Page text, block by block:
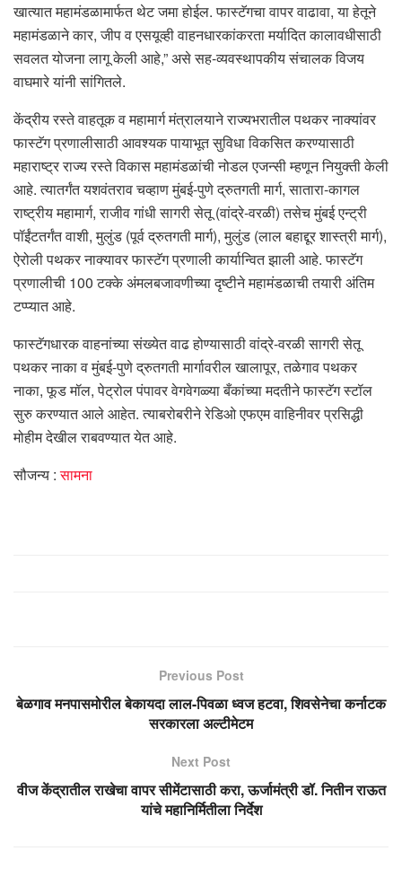
खात्यात महामंडळामार्फत थेट जमा होईल. फास्टॅगचा वापर वाढावा, या हेतूने
महामंडळाने कार, जीप व एसयूव्ही वाहनधारकांकरता मर्यादित कालावधीसाठी
सवलत योजना लागू केली आहे,” असे सह-व्यवस्थापकीय संचालक विजय
वाघमारे यांनी सांगितले.
केंद्रीय रस्ते वाहतूक व महामार्ग मंत्रालयाने राज्यभरातील पथकर नाक्यांवर
फास्टॅग प्रणालीसाठी आवश्यक पायाभूत सुविधा विकसित करण्यासाठी
महाराष्ट्र राज्य रस्ते विकास महामंडळांची नोडल एजन्सी म्हणून नियुक्ती केली
आहे. त्यातर्गंत यशवंतराव चव्हाण मुंबई-पुणे द्रुतगती मार्ग, सातारा-कागल
राष्ट्रीय महामार्ग, राजीव गांधी सागरी सेतू (वांद्रे-वरळी) तसेच मुंबई एन्ट्री
पॉईंटतर्गंत वाशी, मुलुंड (पूर्व द्रुतगती मार्ग), मुलुंड (लाल बहाद्दूर शास्त्री मार्ग),
ऐरोली पथकर नाक्यावर फास्टॅग प्रणाली कार्यान्वित झाली आहे. फास्टॅग
प्रणालीची 100 टक्के अंमलबजावणीच्या दृष्टीने महामंडळाची तयारी अंतिम
टप्प्यात आहे.
फास्टॅगधारक वाहनांच्या संख्येत वाढ होण्यासाठी वांद्रे-वरळी सागरी सेतू
पथकर नाका व मुंबई-पुणे द्रुतगती मार्गावरील खालापूर, तळेगाव पथकर
नाका, फूड मॉल, पेट्रोल पंपावर वेगवेगळ्या बँकांच्या मदतीने फास्टॅग स्टॉल
सुरु करण्यात आले आहेत. त्याबरोबरीने रेडिओ एफएम वाहिनीवर प्रसिद्धी
मोहीम देखील राबवण्यात येत आहे.
सौजन्य :सामना
Previous Post
बेळगाव मनपासमोरील बेकायदा लाल-पिवळा ध्वज हटवा, शिवसेनेचा कर्नाटक
सरकारला अल्टीमेटम
Next Post
वीज केंद्रातील राखेचा वापर सीमेंटासाठी करा, ऊर्जामंत्री डॉ. नितीन राऊत
यांचे महानिर्मितीला निर्देश